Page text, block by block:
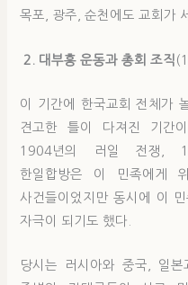
목포, 광주, 순천에도 교회가
2. 대부흥 운동과 총회 조직
이 기간에 한국교회 전체가
견고한 틀이 다져진 기간
1904년의 러일 전쟁,
한일합방은 이 민족에게
사건들이었지만 동시에 이
자극이 되기도 했다.
당시는 러시아와 중국, 일